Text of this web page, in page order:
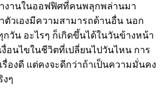
งานในออฟฟิศที่คนพลุกพล่านมา
ตัวเองมีความสามารถด้านอื่น นอก
วัน อะไรๆ ก็เกิดขึ้นได้ในวันข้างหน้า
งื่อนไขในชีวิตที่เปลี่ยนไปวันไหน การ
องดี แต่คงจะดีกว่าถ้าเป็นความมั่นคง
งๆ